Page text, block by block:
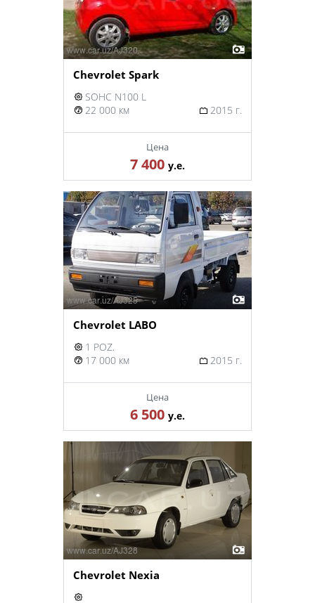
Chevrolet Spark
SOHC N100 L
22 000 км
2015 г.
Цена
7 400 у.е.
Chevrolet LABO
1 POZ.
17 000 км
2015 г.
Цена
6 500 у.е.
Chevrolet Nexia